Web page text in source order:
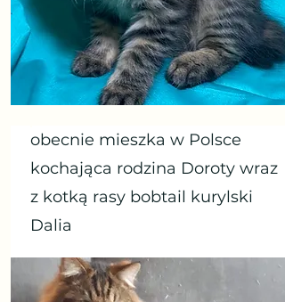
obecnie mieszka w Polsce
kochająca rodzina Doroty wraz
z kotką rasy bobtail kurylski
Dalia